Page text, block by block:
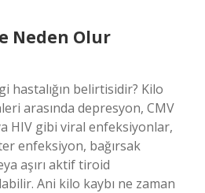
Neden Olur
hastalığın belirtisidir? Kilo
arasında depresyon, CMV
HIV gibi viral enfeksiyonlar,
enfeksiyon, bağırsak
aşırı aktif tiroid
Ani kilo kaybı ne zaman